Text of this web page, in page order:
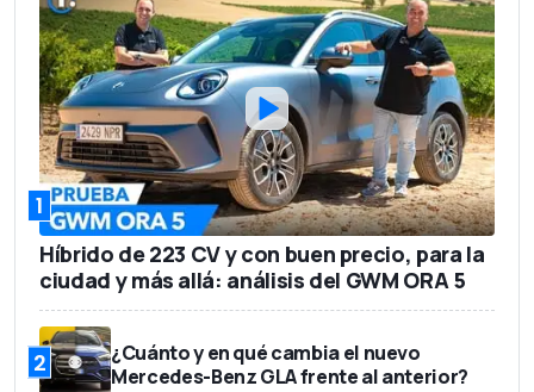
1
Híbrido de 223 CV y con buen precio, para la
ciudad y más allá: análisis del GWM ORA 5
2
¿Cuánto y en qué cambia el nuevo
Mercedes-Benz GLA frente al anterior?